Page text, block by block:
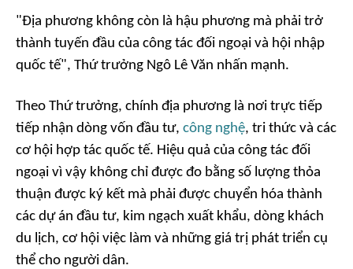
"Địa phương không còn là hậu phương mà phải trở
thành tuyến đầu của công tác đối ngoại và hội nhập
quốc tế", Thứ trưởng Ngô Lê Văn nhấn mạnh.
Theo Thứ trưởng, chính địa phương là nơi trực tiếp
tiếp nhận dòng vốn đầu tư, công nghệ, tri thức và các
cơ hội hợp tác quốc tế. Hiệu quả của công tác đối
ngoại vì vậy không chỉ được đo bằng số lượng thỏa
thuận được ký kết mà phải được chuyển hóa thành
các dự án đầu tư, kim ngạch xuất khẩu, dòng khách
du lịch, cơ hội việc làm và những giá trị phát triển cụ
thể cho người dân.